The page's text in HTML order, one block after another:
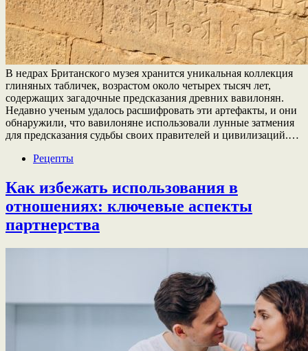
В недрах Британского музея хранится уникальная коллекция
глиняных табличек, возрастом около четырех тысяч лет,
содержащих загадочные предсказания древних вавилонян.
Недавно ученым удалось расшифровать эти артефакты, и они
обнаружили, что вавилоняне использовали лунные затмения
для предсказания судьбы своих правителей и цивилизаций.…
Рецепты
Как избежать использования в
отношениях: ключевые аспекты
партнерства